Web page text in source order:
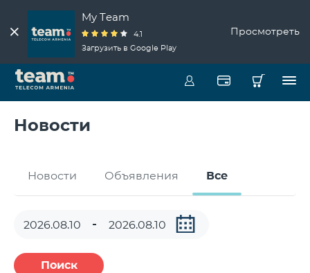
My Team
4.1
Загрузить в Google Play
Просмотреть
Новости
Новости Объявления Все
Поиск